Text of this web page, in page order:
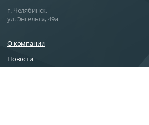
г. Челябинск,
ул. Энгельса, 49а
О компании
Новости